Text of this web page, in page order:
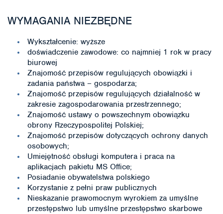
WYMAGANIA NIEZBĘDNE
Wykształcenie: wyższe
doświadczenie zawodowe: co najmniej 1 rok w pracy
biurowej
Znajomość przepisów regulujących obowiązki i
zadania państwa – gospodarza;
Znajomość przepisów regulujących działalność w
zakresie zagospodarowania przestrzennego;
Znajomość ustawy o powszechnym obowiązku
obrony Rzeczypospolitej Polskiej;
Znajomość przepisów dotyczących ochrony danych
osobowych;
Umiejętność obsługi komputera i praca na
aplikacjach pakietu MS Office;
Posiadanie obywatelstwa polskiego
Korzystanie z pełni praw publicznych
Nieskazanie prawomocnym wyrokiem za umyślne
przestępstwo lub umyślne przestępstwo skarbowe